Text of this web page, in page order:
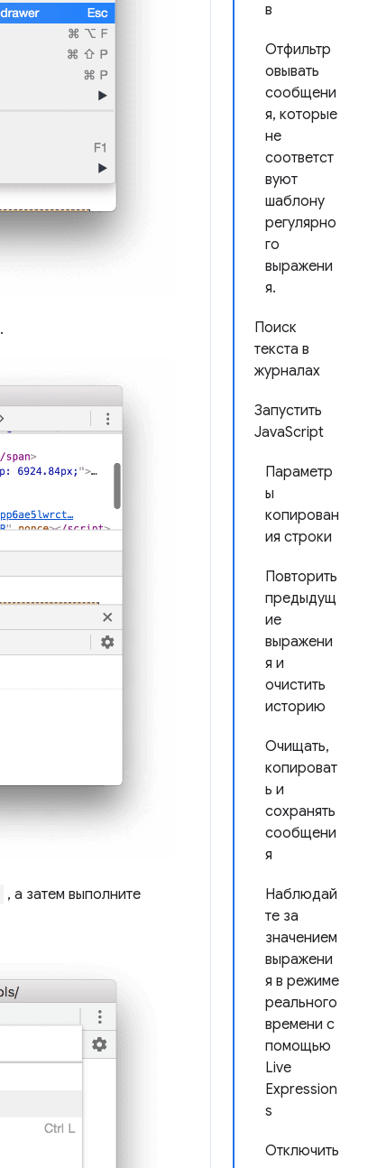
в
Отфильтр
овывать
сообщени
я, которые
не
соответст
вуют
шаблону
регулярно
го
выражени
я.
Поиск
текста в
журналах
Запустить
JavaScript
Параметр
ы
копирован
ия строки
Повторить
предыдущ
ие
выражени
я и
очистить
историю
Очищать,
копироват
ь и
сохранять
сообщени
я
Наблюдай
те за
значением
выражени
я в режиме
реального
времени с
помощью
Live
Expression
s
Отключить
.
, а затем выполните